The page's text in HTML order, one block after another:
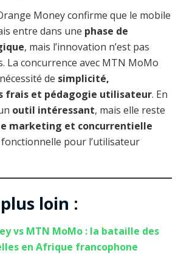
Money confirme que le mobile
entre dans une phase de
, mais l’innovation n’est pas
La concurrence avec MTN MoMo
de simplicité,
frais et pédagogie utilisateur. En
outil intéressant, mais elle reste
marketing et concurrentielle
pour l’utilisateur
loin :
vs MTN MoMo : la bataille des
en Afrique francophone